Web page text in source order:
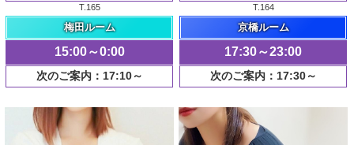
T.165
梅田ルーム
15:00～0:00
次のご案内：17:10～
T.164
京橋ルーム
17:30～23:00
次のご案内：17:30～